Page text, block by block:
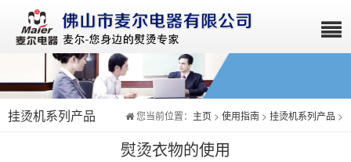
挂烫机系列产品 您当前位置： 主页 > 使用指南 > 挂烫机系列产品 >
熨烫衣物的使用